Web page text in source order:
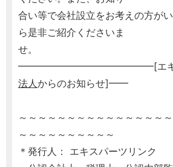
合い等で会社設立をお考えの方が
ら是非ご紹介くださいま
せ。
━━━━━━━━━━━━━━[エキ
法人からのお知らせ]━━
～～～～～～～～～～～～～～～
～～～～～～～～～～
＊発行人： エキスパーツリンク